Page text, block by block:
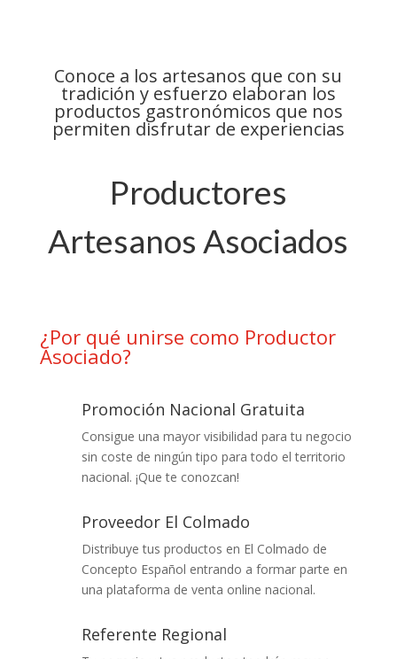
Conoce a los artesanos que con su
tradición y esfuerzo elaboran los
productos gastronómicos que nos
permiten disfrutar de experiencias
Productores
Artesanos Asociados
¿Por qué unirse como Productor
Asociado?
Promoción Nacional Gratuita
Consigue una mayor visibilidad para tu negocio
sin coste de ningún tipo para todo el territorio
nacional. ¡Que te conozcan!
Proveedor El Colmado
Distribuye tus productos en El Colmado de
Concepto Español entrando a formar parte en
una plataforma de venta online nacional.
Referente Regional